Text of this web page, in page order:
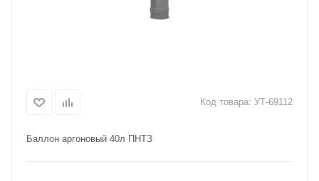
Код товара: УТ-69112
Баллон аргоновый 40л ПНТЗ